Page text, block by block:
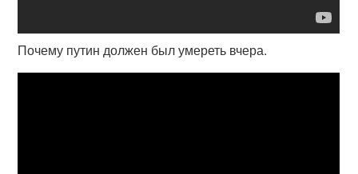
Почему путин должен был умереть вчера.